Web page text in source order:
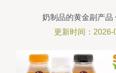
奶制品的黄金副产品
更新时间：2026-